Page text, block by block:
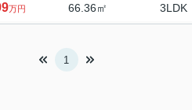
万円 66.36㎡ 3LDK
1